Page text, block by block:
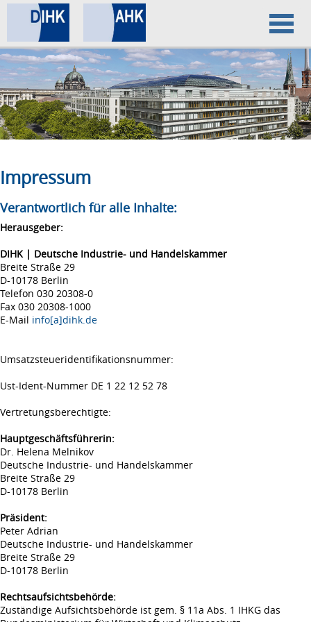
Home
Datenschutz
Impressum
Impressum
Verantwortlich für alle Inhalte:
Herausgeber:
DIHK | Deutsche Industrie- und Handelskammer
Breite Straße 29
D-10178 Berlin
Telefon 030 20308-0
Fax 030 20308-1000
E-Mail info[a]dihk.de
Umsatzsteueridentifikationsnummer:
Ust-Ident-Nummer DE 1 22 12 52 78
Vertretungsberechtigte:
Hauptgeschäftsführerin:
Dr. Helena Melnikov
Deutsche Industrie- und Handelskammer
Breite Straße 29
D-10178 Berlin
Präsident:
Peter Adrian
Deutsche Industrie- und Handelskammer
Breite Straße 29
D-10178 Berlin
Rechtsaufsichtsbehörde:
Zuständige Aufsichtsbehörde ist gem. § 11a Abs. 1 IHKG das